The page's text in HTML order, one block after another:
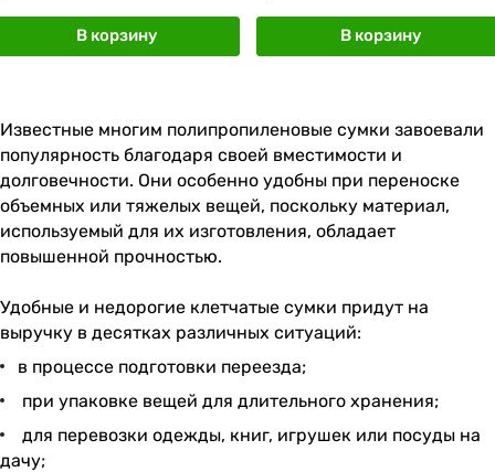
В корзину В корзину
Известные многим полипропиленовые сумки завоевали
популярность благодаря своей вместимости и
долговечности. Они особенно удобны при переноске
объемных или тяжелых вещей, поскольку материал,
используемый для их изготовления, обладает
повышенной прочностью.
Удобные и недорогие клетчатые сумки придут на
выручку в десятках различных ситуаций:
в процессе подготовки переезда;
при упаковке вещей для длительного хранения;
для перевозки одежды, книг, игрушек или посуды на
дачу;